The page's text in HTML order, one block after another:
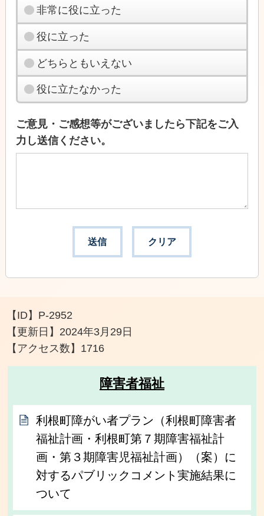
非常に役に立った
役に立った
どちらともいえない
役に立たなかった
ご意見・ご感想等がございましたら下記をご入
力し送信ください。
【ID】 P-2952
【更新日】 2024年3月29日
【アクセス数】 1716
障害者福祉
利根町障がい者プラン（利根町障害者
福祉計画・利根町第７期障害福祉計
画・第３期障害児福祉計画）（案）に
対するパブリックコメント実施結果に
ついて